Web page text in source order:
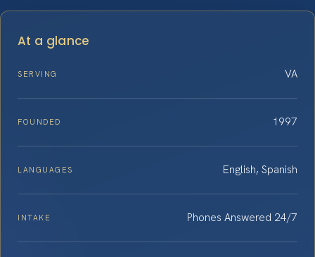
At a glance
SERVING VA
FOUNDED 1997
LANGUAGES English, Spanish
INTAKE Phones Answered 24/7